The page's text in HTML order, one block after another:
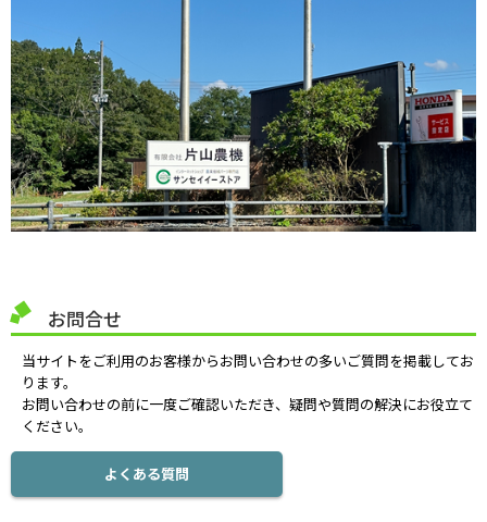
お問合せ
当サイトをご利用のお客様からお問い合わせの多いご質問を掲載してお
ります。
お問い合わせの前に一度ご確認いただき、疑問や質問の解決にお役立て
ください。
よくある質問